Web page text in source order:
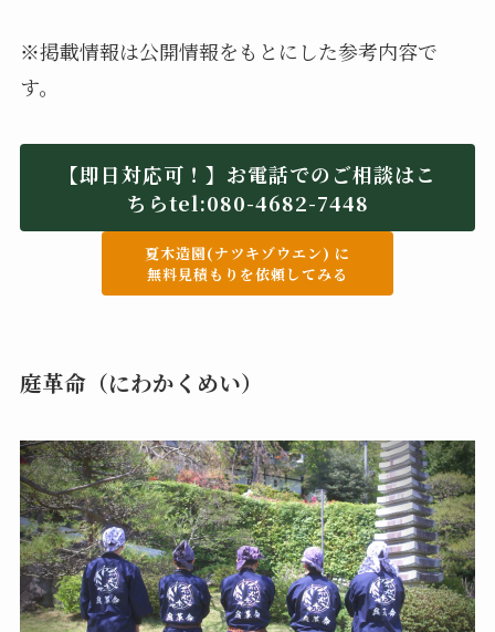
※掲載情報は公開情報をもとにした参考内容で
す。
【即日対応可！】お電話でのご相談はこ
ちらtel:080-4682-7448
夏木造園(ナツキゾウエン) に
無料見積もりを依頼してみる
庭革命（にわかくめい）